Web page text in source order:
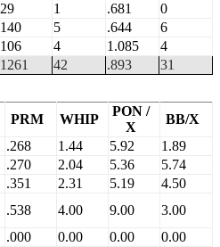
29 1 .681
0
140 5 .644
6
106 4 1.085
4
1261 42 .893 31
PRM WHIP
PON /
X
BB/X
.268 1.44 5.92
1.89
.270 2.04 5.36
5.74
.351 2.31 5.19
4.50
.538 4.00 9.00
3.00
.000 0.00 0.00
0.00